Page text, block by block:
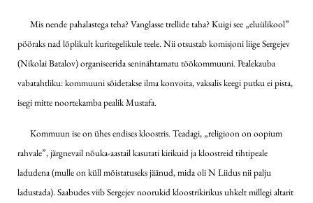
Mis nende pahalastega teha? Vanglasse trellide taha? Kuigi see „eluülikool”
pööraks nad lõplikult kuritegelikule teele. Nii otsustab komisjoni liige Sergejev
(Nikolai Batalov) organiseerida seninähtamatu töökommuuni. Pealekauba
vabatahtliku: kommuuni sõidetakse ilma konvoita, vaksalis keegi putku ei pista,
isegi mitte noortekamba pealik Mustafa.
Kommuun ise on ühes endises kloostris. Teadagi, „religioon on oopium
rahvale”, järgnevail nõuka-aastail kasutati kirikuid ja kloostreid tihtipeale
ladudena (mulle on küll mõistatuseks jäänud, mida oli N Liidus nii palju
ladustada). Saabudes viib Sergejev noorukid kloostrikirikus uhkelt millegi altarit